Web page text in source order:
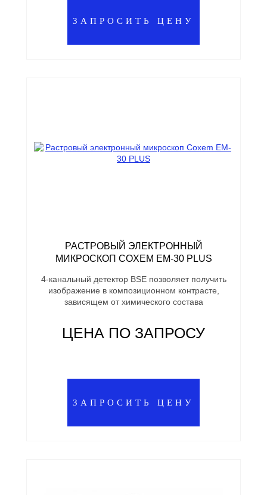
ЗАПРОСИТЬ ЦЕНУ
РАСТРОВЫЙ ЭЛЕКТРОННЫЙ
МИКРОСКОП COXEM EM-30 PLUS
4-канальный детектор BSE позволяет получить
изображение в композиционном контрасте,
зависящем от химического состава
ЦЕНА ПО ЗАПРОСУ
ЗАПРОСИТЬ ЦЕНУ